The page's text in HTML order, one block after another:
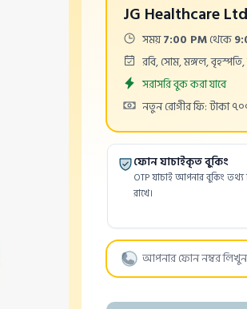
JG Healthcare Ltd
Time:সময়7:00 PMথেকে
Days:রবি, সোম, মঙ্গল,
Appointment
সরাসরি বুক করা যাবে
Cost:নতুন রোগীর ফি: টাকা
ফোন যাচাইকৃত বুকিং
OTP যাচাই আপনার বুকিং তথ্য
রাখে।